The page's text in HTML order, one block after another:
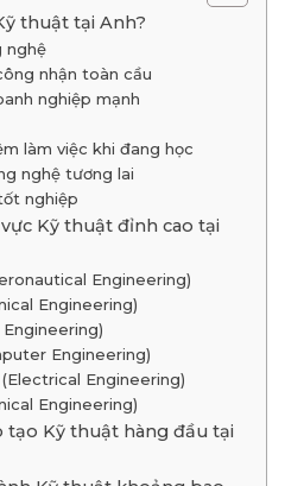
thuật tại Anh?
nghệ
nhận toàn cầu
nghiệp mạnh
làm việc khi đang học
nghệ tương lai
nghiệp
Kỹ thuật đỉnh cao tại
Engineering)
Engineering)
Engineering)
Engineering)
Engineering)
tạo Kỹ thuật hàng đầu tại